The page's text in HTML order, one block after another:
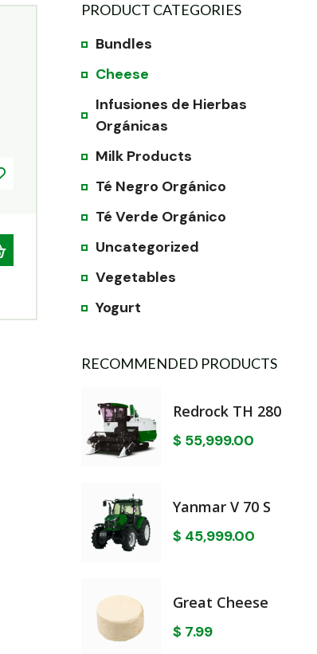
PRODUCT CATEGORIES
Bundles
Cheese
Infusiones de Hierbas
Orgánicas
Milk Products
Té Negro Orgánico
Té Verde Orgánico
Uncategorized
Vegetables
Yogurt
RECOMMENDED PRODUCTS
Redrock TH 280
$ 55,999.00
Yanmar V 70 S
$ 45,999.00
Great Cheese
$ 7.99